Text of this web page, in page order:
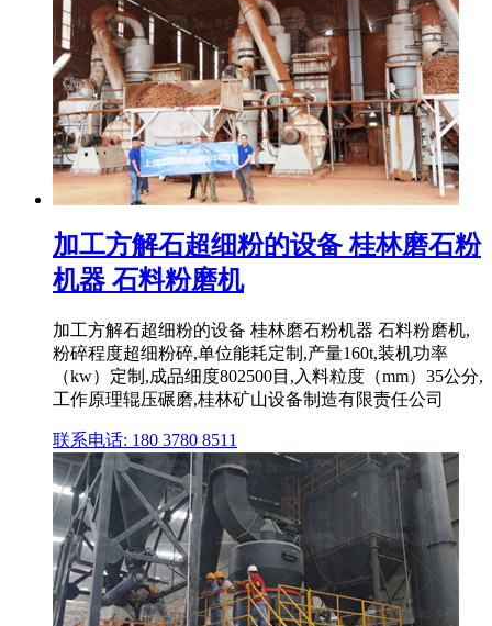
加工方解石超细粉的设备 桂林磨石粉
机器 石料粉磨机
加工方解石超细粉的设备 桂林磨石粉机器 石料粉磨机,
粉碎程度超细粉碎,单位能耗定制,产量160t,装机功率
（kw）定制,成品细度802500目,入料粒度（mm）35公分,
工作原理辊压碾磨,桂林矿山设备制造有限责任公司
联系电话: 180 3780 8511